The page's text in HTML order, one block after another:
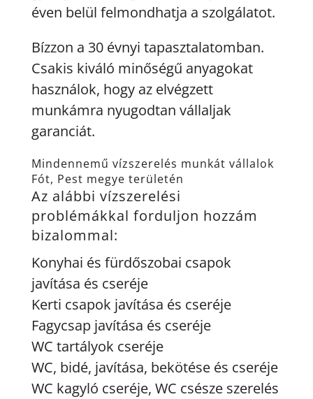
éven belül felmondhatja a szolgálatot.
Bízzon a 30 évnyi tapasztalatomban.
Csakis kiváló minőségű anyagokat
használok, hogy az elvégzett
munkámra nyugodtan vállaljak
garanciát.
Mindennemű vízszerelés munkát vállalok
Fót, Pest megye területén
Az alábbi vízszerelési
problémákkal forduljon hozzám
bizalommal:
Konyhai és fürdőszobai csapok
javítása és cseréje
Kerti csapok javítása és cseréje
Fagycsap javítása és cseréje
WC tartályok cseréje
WC, bidé, javítása, bekötése és cseréje
WC kagyló cseréje, WC csésze szerelés